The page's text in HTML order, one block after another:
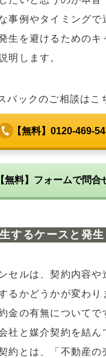
事例やタイミングで
生を避けるためのキ
明します。
バックのご相談はこ
【無料】0120-469-
【無料】フォームで問合
するケースと発
セルは、契約内容や
るかどうかが変わり
金の有無についてで
社と媒介契約を結ん
約とは、「不動産の